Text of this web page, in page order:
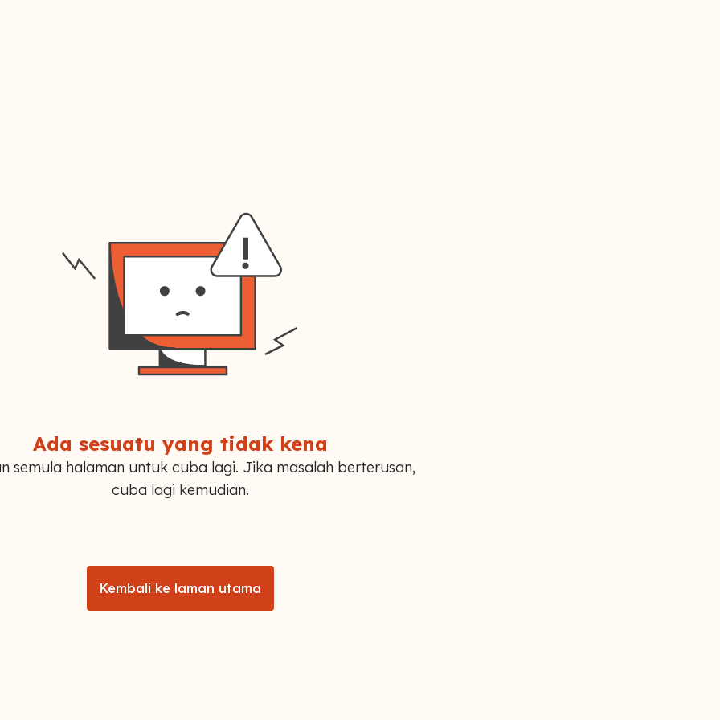
Ada sesuatu yang tidak kena
semula halaman untuk cuba lagi. Jika masalah berterusan,
cuba lagi kemudian.
Kembali ke laman utama